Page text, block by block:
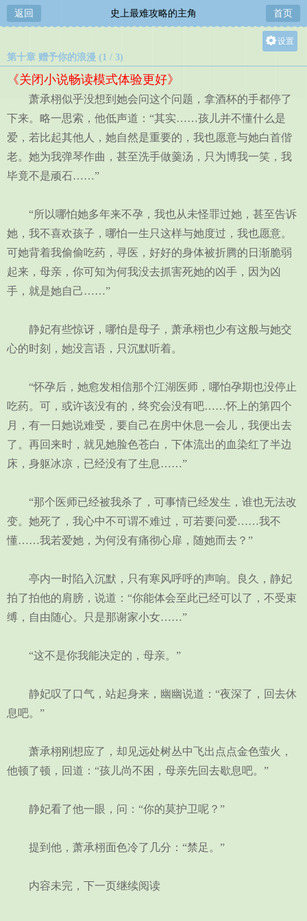
返回 史上最难攻略的主角 首页
设置
中
小
第十章 赠予你的浪漫 (1 / 3)
《关闭小说畅读模式体验更好》
萧承栩似乎没想到她会问这个问题，拿酒杯的手都停了
下来。略一思索，他低声道：“其实……孩儿并不懂什么是
爱，若比起其他人，她自然是重要的，我也愿意与她白首偕
老。她为我弹琴作曲，甚至洗手做羹汤，只为博我一笑，我
毕竟不是顽石……”
“所以哪怕她多年来不孕，我也从未怪罪过她，甚至告诉
她，我不喜欢孩子，哪怕一生只这样与她度过，我也愿意。
可她背着我偷偷吃药，寻医，好好的身体被折腾的日渐脆弱
起来，母亲，你可知为何我没去抓害死她的凶手，因为凶
手，就是她自己……”
静妃有些惊讶，哪怕是母子，萧承栩也少有这般与她交
心的时刻，她没言语，只沉默听着。
“怀孕后，她愈发相信那个江湖医师，哪怕孕期也没停止
吃药。可，或许该没有的，终究会没有吧……怀上的第四个
月，有一日她说难受，要自己在房中休息一会儿，我便出去
了。再回来时，就见她脸色苍白，下体流出的血染红了半边
床，身躯冰凉，已经没有了生息……”
“那个医师已经被我杀了，可事情已经发生，谁也无法改
变。她死了，我心中不可谓不难过，可若要问爱……我不
懂……我若爱她，为何没有痛彻心扉，随她而去？”
亭内一时陷入沉默，只有寒风呼呼的声响。良久，静妃
拍了拍他的肩膀，说道：“你能体会至此已经可以了，不受束
缚，自由随心。只是那谢家小女……”
“这不是你我能决定的，母亲。”
静妃叹了口气，站起身来，幽幽说道：“夜深了，回去休
息吧。”
萧承栩刚想应了，却见远处树丛中飞出点点金色萤火，
他顿了顿，回道：“孩儿尚不困，母亲先回去歇息吧。”
静妃看了他一眼，问：“你的莫护卫呢？”
提到他，萧承栩面色冷了几分：“禁足。”
内容未完，下一页继续阅读